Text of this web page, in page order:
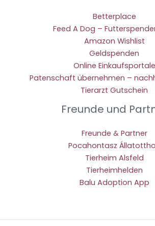
Betterplace
Feed A Dog –
Amazon Wishlist
Geldspenden
Online Einkaufsportale
Patenschaft übernehmen –
Tierarzt Gutschein
Freunde und
Freunde & Partner
Pocahontasz
Tierheim Alsfeld
Tierheimhelden
Balu Adoption App